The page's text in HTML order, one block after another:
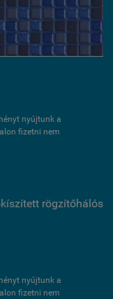
nyújtunk a
fizetni nem
rögzítőhálós
nyújtunk a
fizetni nem